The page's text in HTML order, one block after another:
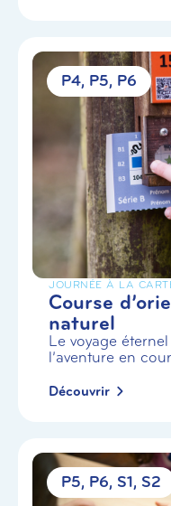
P4 P5 P6
JOURNÉE À LA
Course
naturel
Le voyage
l’aventure en
Découvrir
P5 P6 S1 S2